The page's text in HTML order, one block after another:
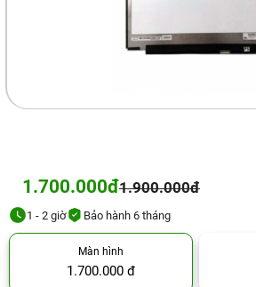
1.700.000đ1.900.000đ
1 - 2 giờ Bảo hành 6 tháng
Màn hình
1.700.000 đ